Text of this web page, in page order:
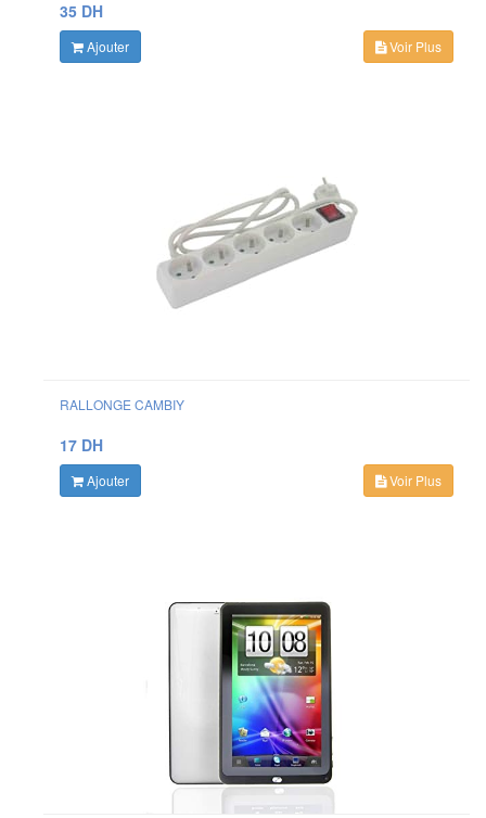
35 DH
Ajouter Voir Plus
RALLONGE CAMBIY
17 DH
Ajouter Voir Plus